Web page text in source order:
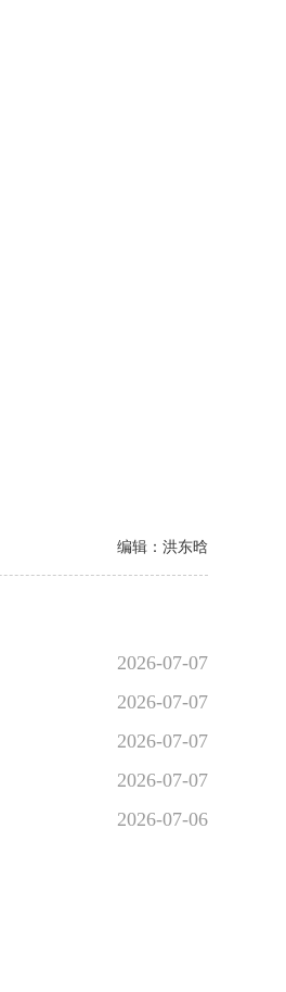
编辑：洪东晗
2026-07-07
2026-07-07
2026-07-07
2026-07-07
2026-07-06